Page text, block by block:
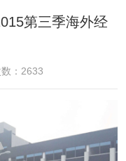
第三季海外经
：2633